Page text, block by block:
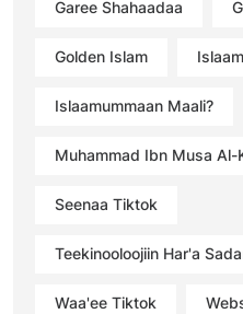
Garee Shahaadaa
Golden Islam
Islaamummaan Maali?
Muhammad Ibn Musa Al-
Seenaa Tiktok
Teekinooloojiin Har'a
Waa'ee Tiktok